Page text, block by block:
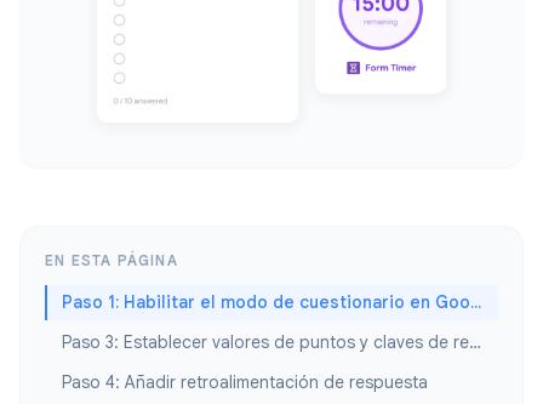
EN ESTA PÁGINA
Paso 1: Habilitar el modo de cuestionario en Google Forms
Paso 3: Establecer valores de puntos y claves de respuesta
Paso 4: Añadir retroalimentación de respuesta